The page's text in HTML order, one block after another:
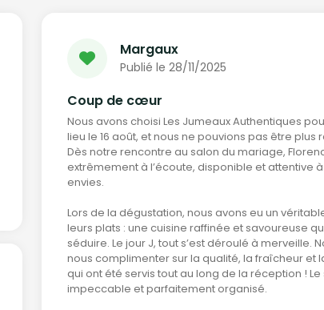
Margaux
Publié le 28/11/2025
Coup de cœur
Nous avons choisi Les Jumeaux Authentiques
lieu le 16 août, et nous ne pouvions pas être plus
Dès notre rencontre au salon du mariage,
extrêmement à l’écoute, disponible et attentive
envies.
Lors de la dégustation, nous avons eu un
leurs plats : une cuisine raffinée et savoureuse
séduire. Le jour J, tout s’est déroulé à merveille.
nous complimenter sur la qualité, la fraîcheur et
qui ont été servis tout au long de la réception !
impeccable et parfaitement organisé.